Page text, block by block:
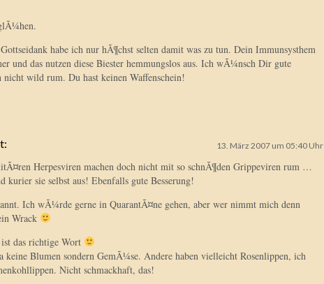
habe ich nur hÃ¶chst selten damit was zu tun. Dein Immunsysthem
und das nutzen diese Biester hemmungslos aus. Ich wÃ¼nsch Dir gute
nicht wild rum. Du hast keinen Waffenschein!
13. März 2007 um 05:40 Uhr
Herpesviren machen doch nicht mit so schnÃ¶den Grippeviren rum …
kurier sie selbst aus! Ebenfalls gute Besserung!
Ich wÃ¼rde gerne in QuarantÃ¤ne gehen, aber wer nimmt mich denn
Wrack
das richtige Wort
Blumen sondern GemÃ¼se. Andere haben vielleicht Rosenlippen, ich
Nicht schmackhaft, das!